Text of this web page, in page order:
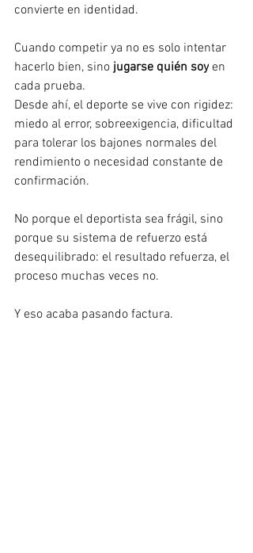
convierte en identidad.
Cuando competir ya no es solo intentar
hacerlo bien, sino jugarse quién soy en
cada prueba.
Desde ahí, el deporte se vive con rigidez:
miedo al error, sobreexigencia, dificultad
para tolerar los bajones normales del
rendimiento o necesidad constante de
confirmación.
No porque el deportista sea frágil, sino
porque su sistema de refuerzo está
desequilibrado: el resultado refuerza, el
proceso muchas veces no.
Y eso acaba pasando factura.